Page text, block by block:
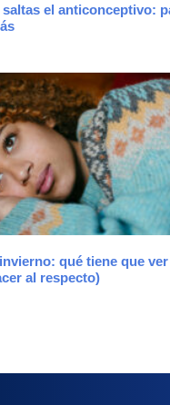
saltas el anticonceptivo:
qué tiene que
al respecto)